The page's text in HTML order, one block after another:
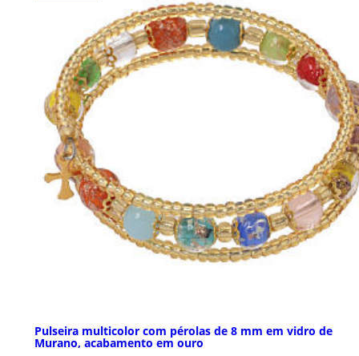
Pulseira multicolor com pérolas de 8 mm em vidro de
Murano, acabamento em ouro